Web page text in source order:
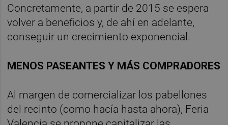
Concretamente, a partir de 2015 se espera
volver a beneficios y, de ahí en adelante,
conseguir un crecimiento exponencial.
MENOS PASEANTES Y MÁS COMPRADORES
Al margen de comercializar los pabellones
del recinto (como hacía hasta ahora), Feria